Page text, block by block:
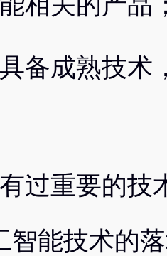
备成熟技术
过重要的技
智能技术的